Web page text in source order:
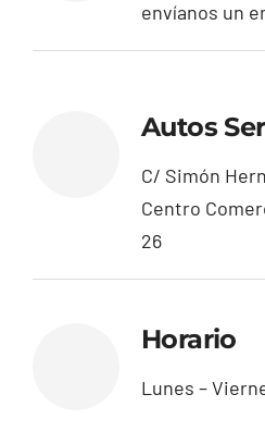
envíanos un
Autos
C/ Simón
Centro
26
Horario
Lunes –